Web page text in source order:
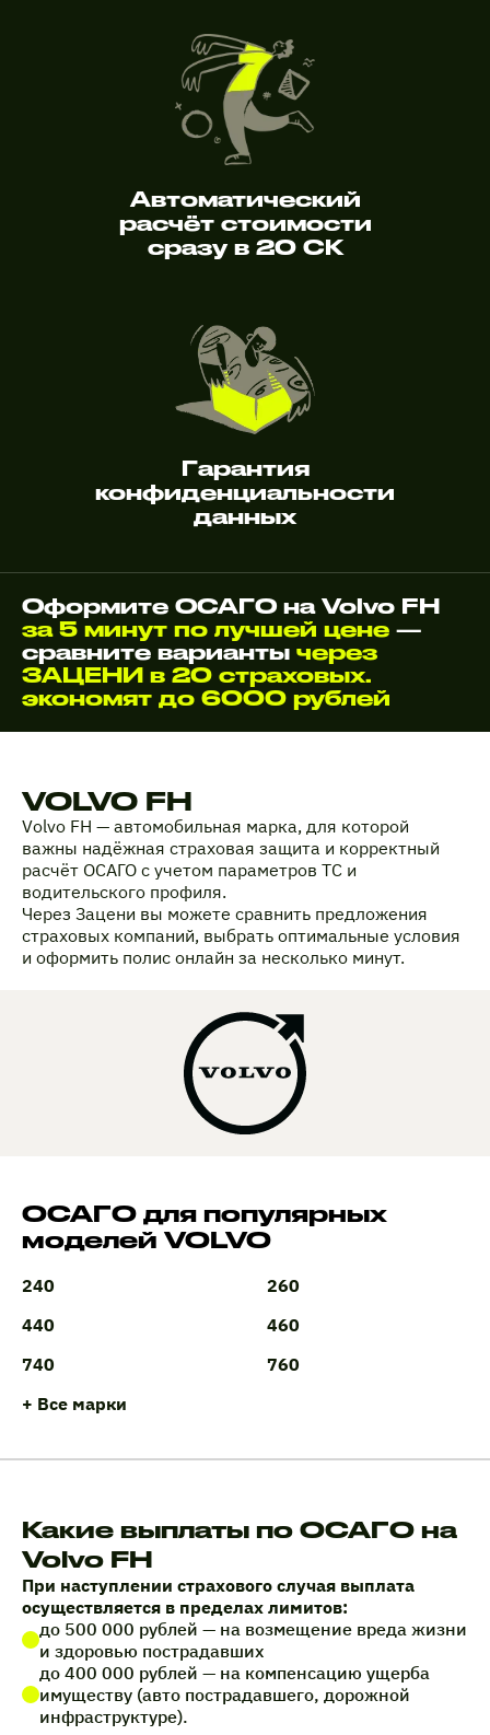
Автоматический
расчёт стоимости
сразу в 20 СК
Гарантия
конфиденциальности
данных
Оформите ОСАГО на Volvo FH
за 5 минут по лучшей цене —
сравните варианты через
ЗАЦЕНИ в 20 страховых.
экономят до 6000 рублей
VOLVO FH
Volvo FH — автомобильная марка, для которой
важны надёжная страховая защита и корректный
расчёт ОСАГО с учетом параметров ТС и
водительского профиля.
Через Зацени вы можете сравнить предложения
страховых компаний, выбрать оптимальные условия
и оформить полис онлайн за несколько минут.
ОСАГО для популярных
моделей VOLVO
240
260
440
460
740
760
+ Все марки
Какие выплаты по ОСАГО на
Volvo FH
При наступлении страхового случая выплата
осуществляется в пределах лимитов:
до 500 000 рублей — на возмещение вреда жизни
и здоровью пострадавших
до 400 000 рублей — на компенсацию ущерба
имуществу (авто пострадавшего, дорожной
инфраструктуре).